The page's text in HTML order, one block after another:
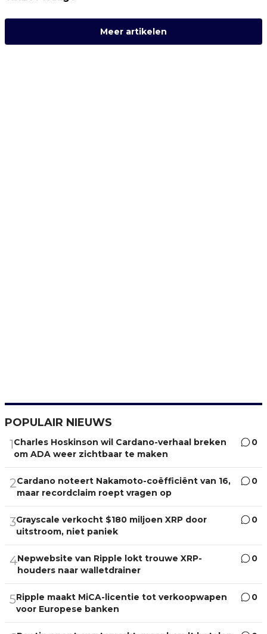
Meer artikelen
POPULAIR NIEUWS
1Charles Hoskinson wil Cardano-verhaal breken
om ADA weer zichtbaar te maken
0
2Cardano noteert Nakamoto-coëfficiënt van 16,
maar recordclaim roept vragen op
0
3Grayscale verkocht $180 miljoen XRP door
uitstroom, niet paniek
0
4Nepwebsite van Ripple lokt trouwe XRP-
houders naar walletdrainer
0
5Ripple maakt MiCA-licentie tot verkoopwapen
voor Europese banken
0